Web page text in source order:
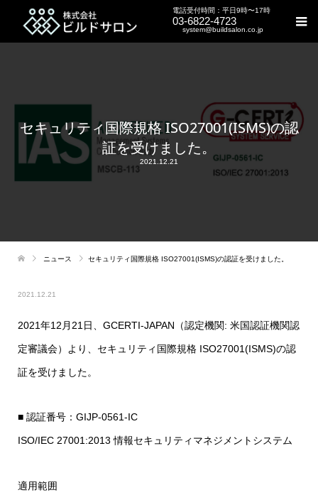
電話受付時間：平日9時〜17時
03-6822-4723
system@buildsalon.co.jp
セキュリティ国際規格 ISO27001(ISMS)の認
証を受けました。
2021.12.21
ニュース セキュリティ国際規格 ISO27001(ISMS)の認証を受けました。
2021.12.21
2021年12月21日、GCERTI-JAPAN（認定機関: 米国認証機関認
定審議会）より、セキュリティ国際規格 ISO27001(ISMS)の認
証を受けました。
■ 認証番号：GIJP-0561-IC
ISO/IEC 27001:2013 情報セキュリティマネジメントシステム
適用範囲